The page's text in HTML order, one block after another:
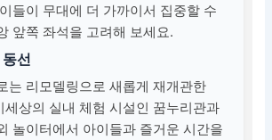
들이 무대에 더 가까이서 집중할 수
앞쪽 좌석을 고려해 보세요.
선
는 리모델링으로 새롭게 재개관한
세상의 실내 체험 시설인 꿈누리관과
놀이터에서 아이들과 즐거운 시간을